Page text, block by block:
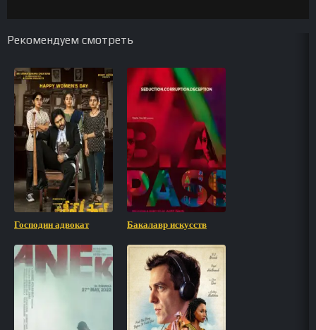
Рекомендуем смотреть
Господин адвокат Бакалавр искусств